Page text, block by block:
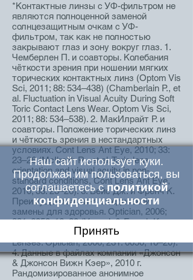
Наш сайт использует куки.
Продолжая им пользоваться, вы
соглашаетесь сполитикой
конфиденциальности
Принять
*Контактные линзы с УФ-фильтром не
являются полноценной заменой
солнцезащитным очкам с УФ-
фильтром, так как не полностью
закрывают глаз и зону вокруг глаз. 1.
Чемберлен П. и соавторы. Колебания
чёткости зрения при ношении мягких
торических контактных линз (Optom Vis
Sci, 2011; 88: 534–438) (Сhamberlain P., et
al. Fluctuation in Visual Acuity During Soft
Toric Contact Lens Wear. Optom Vis Sci,
2011; 88: 534–538). 2. МакИлрайт Р. и
соавторы. Положение торических линз
и чёткость зрения в нестандартных
условиях. Cont Lens Ant Eye, 2010; 33:
23–26 (McIlraith R., et al. Toric lens
orientation and visual acuity in non-
standard conditions, Cont Lens Ant Eye,
2010; 33: 23–26). 3. Вейс Дж. и Френч К.
Преимущества линз ежедневной
замены для здоровья. Optician, 2006;
231: 6050; 16–20 (Veys J. & French K.
Health Benefits of Daily Disposable
Lenses. Optician, 2006; 231: 6050; 16–20).
4. Данные в файлах компании «Джонсон
& Джонсон Вижн Кэер», 2010 г.
Рандомизированное анонимное